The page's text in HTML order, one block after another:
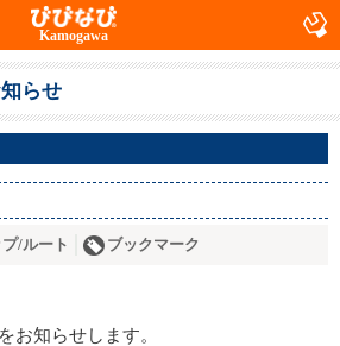
Kamogawa
らせ
/ルート ブックマーク
お知らせします。